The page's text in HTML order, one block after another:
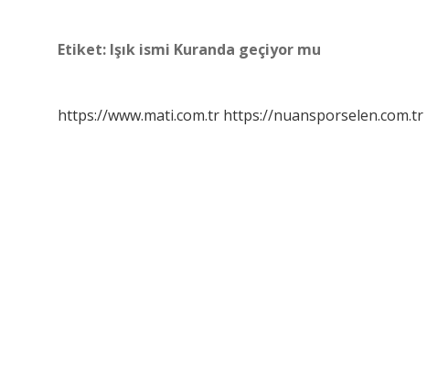
Etiket: Işık ismi Kuranda geçiyor mu
https://www.mati.com.tr https://nuansporselen.com.tr